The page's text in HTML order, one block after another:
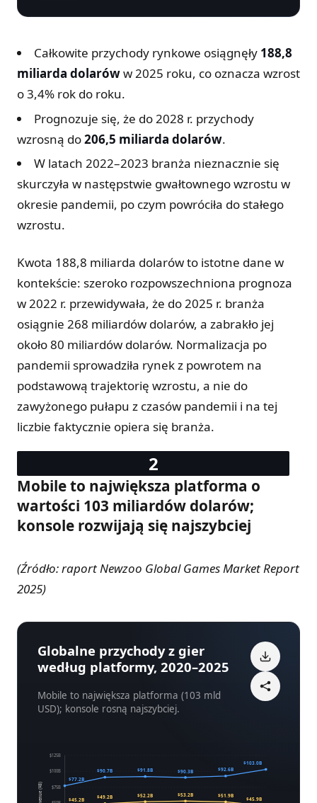
Rok
Przychody
2020
$159.3B
2021
$175.8B
2022
$182.9B
2023
$184.0B
2024
$187.7B
2025
$188.8B
Całkowite przychody rynkowe osiągnęły 188,8
miliarda dolaróww 2025 roku, co oznacza wzrost
o 3,4% rok do roku.
Prognozuje się, że do 2028 r. przychody
wzrosną do206,5 miliarda dolarów.
W latach 2022–2023 branża nieznacznie się
skurczyła w następstwie gwałtownego wzrostu w
okresie pandemii, po czym powróciła do stałego
wzrostu.
Kwota 188,8 miliarda dolarów to istotne dane w
kontekście: szeroko rozpowszechniona prognoza
w 2022 r. przewidywała, że ​​do 2025 r. branża
osiągnie 268 miliardów dolarów, a zabrakło jej
około 80 miliardów dolarów. Normalizacja po
pandemii sprowadziła rynek z powrotem na
podstawową trajektorię wzrostu, a nie do
zawyżonego pułapu z czasów pandemii i na tej
liczbie faktycznie opiera się branża.
Mobile to największa platforma o
wartości 103 miliardów dolarów;
konsole rozwijają się najszybciej
(Źródło: raport Newzoo Global Games Market Report
2025)
Globalne przychody z gier
według platformy, 2020–2025
Mobile to największa platforma (103 mld
USD); konsole rosną najszybciej.
$75B
$100B
$125B
Revenue ($B)
$77.2B
$45.2B
$90.7B
$49.2B
$91.8B
$52.2B
$90.3B
$53.2B
$92.6B
$51.9B
$103.0B
$45.9B